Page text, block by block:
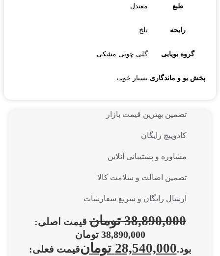
طبع معتدل
رایحه تلخ
گروه بویایی گلی چوبی مشکی
پخش بو و ماندگاری بسیار خوب
تضمین بهترین قیمت بازار
کادوپیچ رایگان
مشاوره و پشتیبانی آنلاین
تضمین اصالت و سلامت کالا
ارسال رایگان و سریع سفارشات
38,890,000 تومان قیمت اصلی:
38,890,000 تومان
بود.28,540,000 تومانقیمت فعلی: